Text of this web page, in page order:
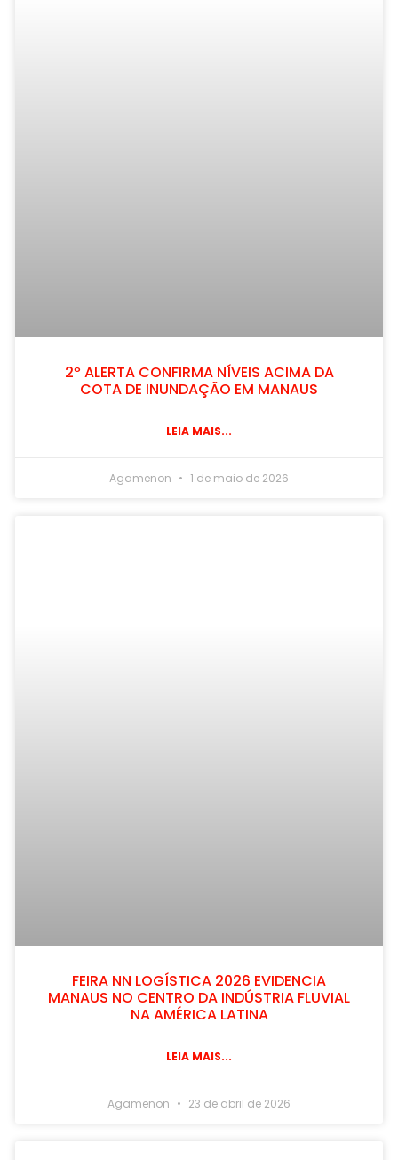
2º ALERTA CONFIRMA NÍVEIS ACIMA DA
COTA DE INUNDAÇÃO EM MANAUS
LEIA MAIS...
Agamenon 1 de maio de 2026
FEIRA NN LOGÍSTICA 2026 EVIDENCIA
MANAUS NO CENTRO DA INDÚSTRIA FLUVIAL
NA AMÉRICA LATINA
LEIA MAIS...
Agamenon 23 de abril de 2026